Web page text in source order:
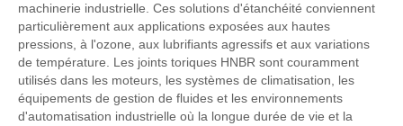
machinerie industrielle. Ces solutions d'étanchéité conviennent
particulièrement aux applications exposées aux hautes
pressions, à l'ozone, aux lubrifiants agressifs et aux variations
de température. Les joints toriques HNBR sont couramment
utilisés dans les moteurs, les systèmes de climatisation, les
équipements de gestion de fluides et les environnements
d'automatisation industrielle où la longue durée de vie et la